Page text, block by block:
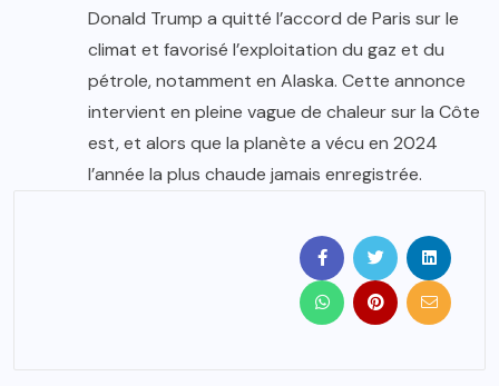
Donald Trump a quitté l’accord de Paris sur le
climat et favorisé l’exploitation du gaz et du
pétrole, notamment en Alaska. Cette annonce
intervient en pleine vague de chaleur sur la Côte
est, et alors que la planète a vécu en 2024
l’année la plus chaude jamais enregistrée.